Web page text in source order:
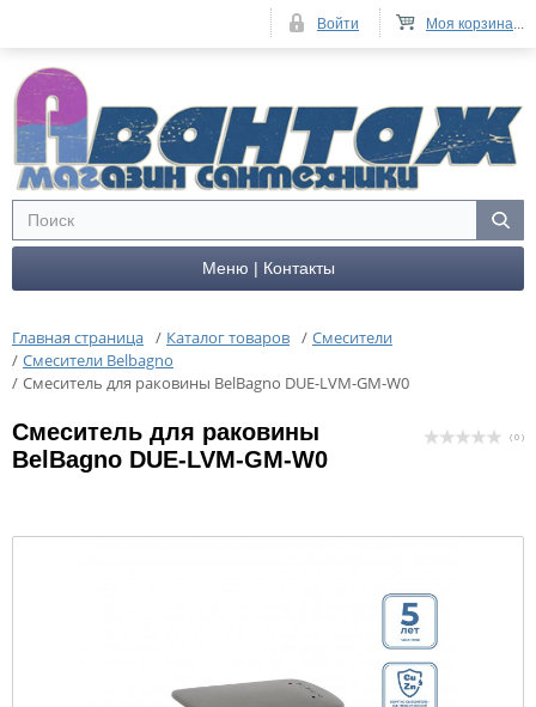
Меню | Контакты
Главная страница / Каталог товаров / Смесители
/ Смесители Belbagno
/ Смеситель для раковины BelBagno DUE-LVM-GM-W0
Смеситель для раковины
BelBagno DUE-LVM-GM-W0
( 0 )
Моя корзина...
Войти